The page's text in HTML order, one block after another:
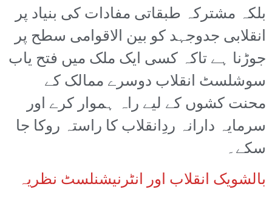
بلکہ مشترکہ طبقاتی مفادات کی بنیاد پر
انقلابی جدوجہد کو بین الاقوامی سطح پر
جوڑنا ہے تاکہ کسی ایک ملک میں فتح یاب
سوشلسٹ انقلاب دوسرے ممالک کے
محنت کشوں کے لیے راہ ہموار کرے اور
سرمایہ دارانہ ردِانقلاب کا راستہ روکا جا
سکے۔
بالشویک انقلاب اور انٹرنیشنلسٹ نظریہ